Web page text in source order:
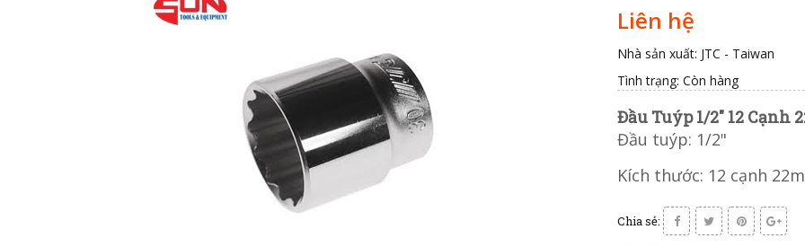
Liên hệ
Nhà sản xuất: JTC - Taiwan
Tình trạng: Còn hàng
Đầu Tuýp 1/2" 12 Cạnh
Đầu tuýp: 1/2"
Kích thước: 12 cạnh
Chia sẻ: